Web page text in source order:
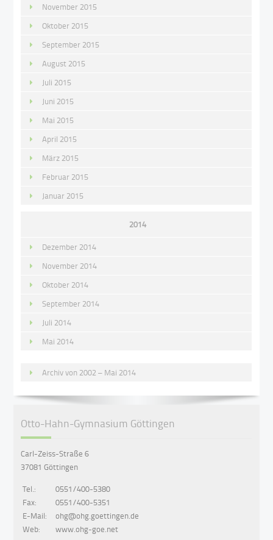
November 2015
Oktober 2015
September 2015
August 2015
Juli 2015
Juni 2015
Mai 2015
April 2015
März 2015
Februar 2015
Januar 2015
2014
Dezember 2014
November 2014
Oktober 2014
September 2014
Juli 2014
Mai 2014
Archiv von 2002 – Mai 2014
Otto-Hahn-Gymnasium Göttingen
Carl-Zeiss-Straße 6
37081 Göttingen
Tel.:
0551/400-5380
Fax:
0551/400-5351
E-Mail:
ohg@ohg.goettingen.de
Web:
www.ohg-goe.net